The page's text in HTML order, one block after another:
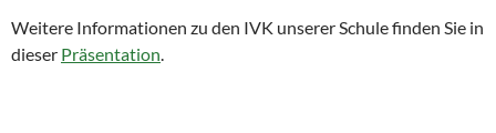
Weitere Informationen zu den IVK unserer Schule finden Sie in
dieser Präsentation.